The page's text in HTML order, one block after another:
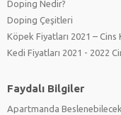
Doping Nedir?
Doping Çeşitleri
Köpek Fiyatları 2021 –
Kedi Fiyatları 2021 - 2022
Faydalı Bilgiler
Apartmanda